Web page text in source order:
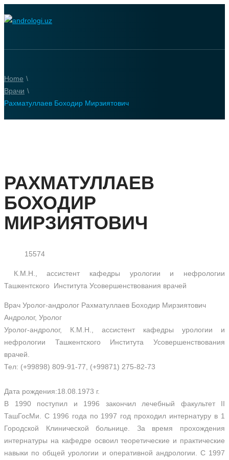
Home \
Врачи \
Рахматуллаев Боходир Мирзиятович
РАХМАТУЛЛАЕВ
БОХОДИР
МИРЗИЯТОВИЧ
15574
К.М.Н., ассистент кафедры урологии и нефрологии
Ташкентского Института Усовершенствования врачей
Врач Уролог-андролог Рахматуллаев Боходир Мирзиятович
Андролог, Уролог
Уролог-андролог, К.М.Н., ассистент кафедры урологии и
нефрологии Ташкентского Института Усовершенствования
врачей.
Тел: (+99898) 809-91-77, (+99871) 275-82-73
Дата рождения:18.08.1973 г.
В 1990 поступил и 1996 закончил лечебный факультет II
ТашГосМи. С 1996 года по 1997 год проходил интернатуру в 1
Городской Клинической больнице. За время прохождения
интернатуры на кафедре освоил теоретические и практические
навыки по общей урологии и оперативной андрологии. С 1997